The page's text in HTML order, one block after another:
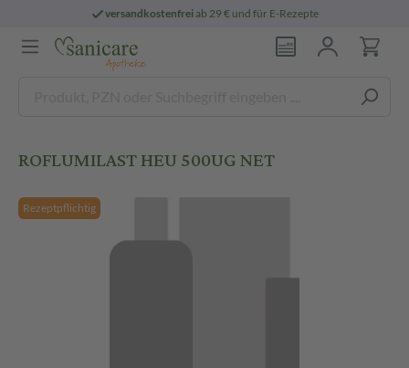
versandkostenfreiab 29 € und für E-Rezepte
ROFLUMILAST HEU 500UG NET
Rezeptpflichtig